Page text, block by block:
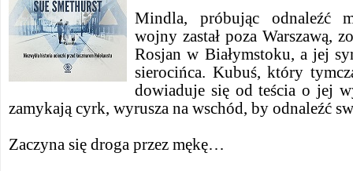
Mindla, próbując odnaleźć
wojny zastał poza Warszawą,
Rosjan w Białymstoku, a jej
sierocińca. Kubuś, który
dowiaduje się od teścia o jej
zamykają cyrk, wyrusza na wschód, by odnaleźć
Zaczyna się droga przez mękę…